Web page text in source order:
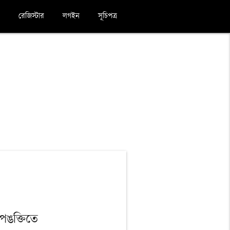
সূচিপত্র
লগইন
রেজিস্টার